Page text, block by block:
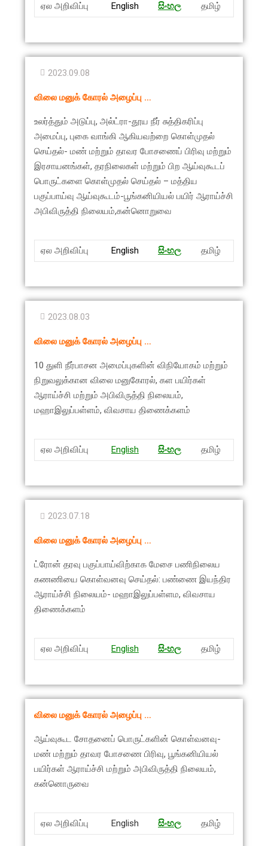
ஏல அறிவிப்பு English සිංහල தமிழ்
2023.09.08
விலை மனுக் கோரல் அழைப்பு …
உலர்த்தும் அடுப்பு, அல்ட்ரா-தூய நீர் சுத்திகரிப்பு
அமைப்பு, புகை வாங்கி ஆகியவற்றை கொள்முதல்
செய்தல்- மண் மற்றும் தாவர போசணைப் பிரிவு மற்றும்
இரசாயனங்கள், தரநிலைகள் மற்றும் பிற ஆய்வுகூடப்
பொருட்களை கொள்முதல் செய்தல் – மத்திய
பகுப்பாய்வு ஆய்வுகூடம்-பூங்கனியியல் பயிர் ஆராய்ச்சி
அபிவிருத்தி நிலையம்,கன்னொறுவை
ஏல அறிவிப்பு English සිංහල தமிழ்
2023.08.03
விலை மனுக் கோரல் அழைப்பு …
10 துளி நீர்பாசன அமைப்புகளின் விநியோகம் மற்றும்
நிறுவலுக்கான விலை மனுகோரல், கள பயிர்கள்
ஆராய்ச்சி மற்றும் அபிவிருத்தி நிலையம்,
மஹாஇலுப்பள்ளம், விவசாய திணைக்களம்
ஏல அறிவிப்பு English සිංහල தமிழ்
2023.07.18
விலை மனுக் கோரல் அழைப்பு …
ட்ரோன் தரவு பகுப்பாய்விற்காக மேசை பணிநிலைய
கணணியை கொள்வனவு செய்தல்: பண்ணை இயந்திர
ஆராய்ச்சி நிலையம்- மஹாஇலுப்பள்ளம, விவசாய
திணைக்களம்
ஏல அறிவிப்பு English සිංහල தமிழ்
விலை மனுக் கோரல் அழைப்பு …
ஆய்வுகூட சோதனைப் பொருட்களின் கொள்வனவு-
மண் மற்றும் தாவர போசணை பிரிவு, பூங்கனியியல்
பயிர்கள் ஆராய்ச்சி மற்றும் அபிவிருத்தி நிலையம்,
கன்னொருவை
ஏல அறிவிப்பு English සිංහල தமிழ்